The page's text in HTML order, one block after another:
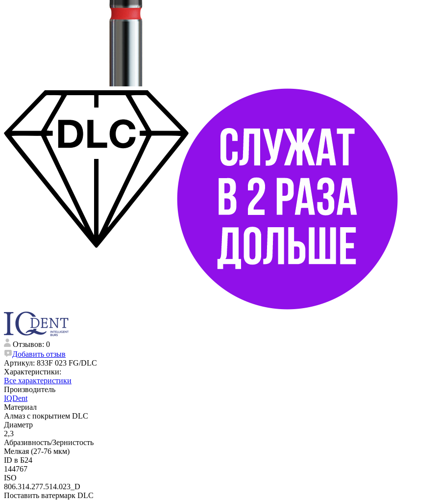
Отзывов: 0
Добавить отзыв
Артикул: 833F 023 FG/DLC
Характеристики:
Все характеристики
Производитель
IQDent
Материал
Алмаз с покрытием DLC
Диаметр
2,3
Абразивность/Зернистость
Мелкая (27-76 мкм)
ID в Б24
144767
ISO
806.314.277.514.023_D
Поставить ватермарк DLC